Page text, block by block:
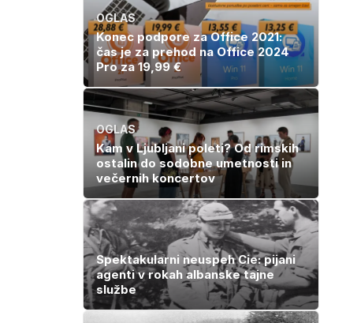
OGLAS
Konec podpore za Office 2021:
čas je za prehod na Office 2024
Pro za 19,99 €
OGLAS
Kam v Ljubljani poleti? Od rimskih
ostalin do sodobne umetnosti in
večernih koncertov
Spektakularni neuspeh Cie: pijani
agenti v rokah albanske tajne
službe